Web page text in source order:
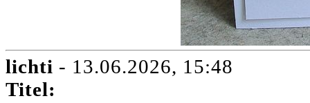
lichti - 13.06.2026, 15:48
Titel: